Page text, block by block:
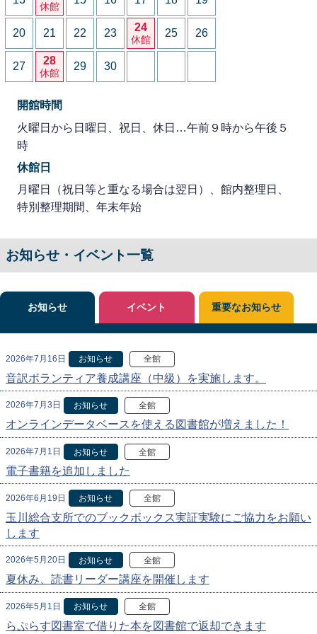
休館
20 21 22 23 24
休館
25 26
27 28
休館
29 30
開館時間
火曜日から日曜日、祝日、休日…午前９時から午後５
時
休館日
月曜日（祝日等と重なる場合は翌日）、館内整理日、
特別整理期間、年末年始
お知らせ・イベント一覧
お知らせ
2026年7月16日 お知らせ 全館
音訳ボランティア養成講座（中級）を実施します。
2026年7月3日 お知らせ 全館
オンラインデータベースを使える図書館が増えました！
2026年7月1日 お知らせ 全館
電子書籍を追加しました
2026年6月19日 お知らせ 全館
玉川総合支所でのブックボックス実証実験にご協力をお願い
します
2026年5月20日 お知らせ 全館
夏休み、読書リーダー講座を開催します
2026年5月1日 お知らせ 全館
らぷらす図書室で借りた本を図書館で返却できます
イベント 重要なお知らせ